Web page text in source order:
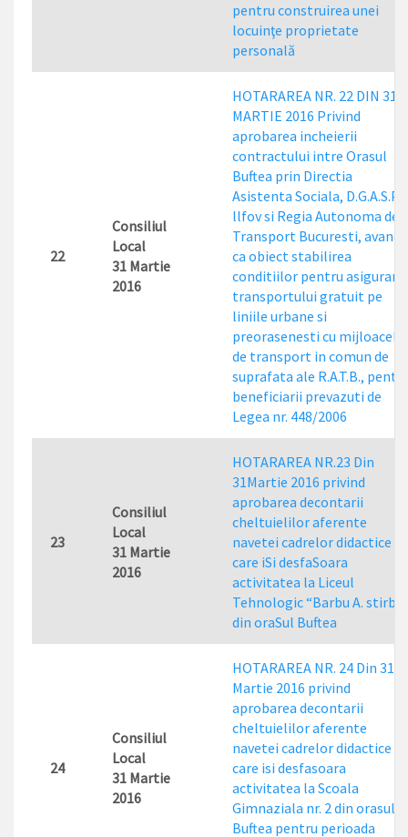
pentru construirea unei
locuinţe proprietate
personală
22
Consiliul
Local
31 Martie
2016
HOTARAREA NR. 22 DIN 31
MARTIE 2016 Privind
aprobarea incheierii
contractului intre Orasul
Buftea prin Directia
Asistenta Sociala,
llfov si Regia Autonoma de
Transport Bucuresti, avand
ca obiect stabilirea
conditiilor pentru
transportului gratuit pe
liniile urbane si
preorasenesti cu mijloacele
de transport in comun de
suprafata ale R.A.T.B.,
beneficiarii prevazuti de
Legea nr. 448/2006
23
Consiliul
Local
31 Martie
2016
HOTARAREA NR.23 Din
31Martie 2016 privind
aprobarea decontarii
cheltuielilor aferente
navetei cadrelor didactice
care iSi desfaSoara
activitatea la Liceul
Tehnologic “Barbu A.
din oraSul Buftea
24
Consiliul
Local
31 Martie
2016
HOTARAREA NR. 24 Din 31
Martie 2016 privind
aprobarea decontarii
cheltuielilor aferente
navetei cadrelor didactice
care isi desfasoara
activitatea la Scoala
Gimnaziala nr. 2 din orasul
Buftea pentru perioada